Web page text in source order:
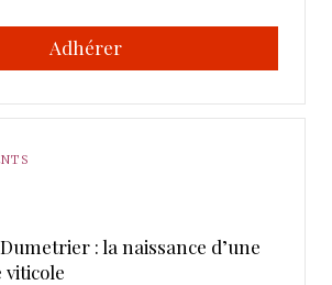
Adhérer
: la naissance d’une
viticole